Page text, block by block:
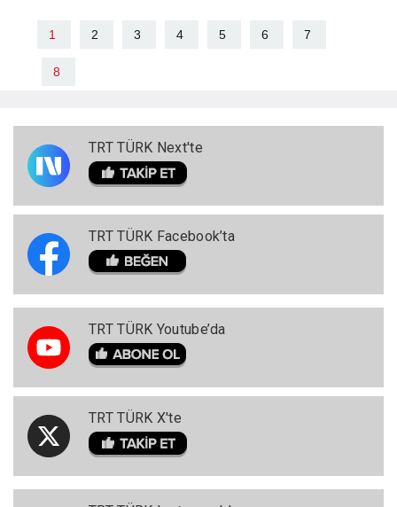
1 2 3 4 5 6 7
8
TRT TÜRK Next'te
TRT TÜRK Facebook’ta
TRT TÜRK Youtube’da
TRT TÜRK X'te